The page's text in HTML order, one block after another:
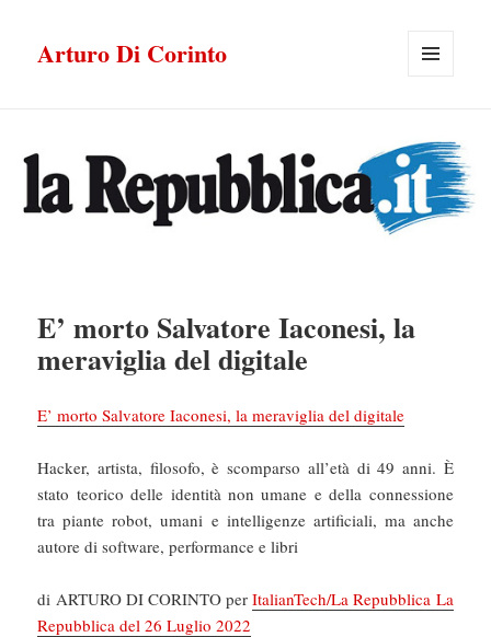
Arturo Di Corinto
E’ morto Salvatore Iaconesi, la
meraviglia del digitale
E’ morto Salvatore Iaconesi, la meraviglia del digitale
Hacker, artista, filosofo, è scomparso all’età di 49 anni. È
stato teorico delle identità non umane e della connessione
tra piante robot, umani e intelligenze artificiali, ma anche
autore di software, performance e libri
di ARTURO DI CORINTO perItalianTech/La Repubblica La
Repubblica del 26 Luglio 2022